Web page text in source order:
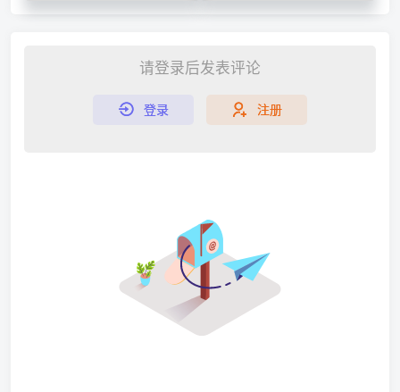
请登录后发表评论
登录 注册